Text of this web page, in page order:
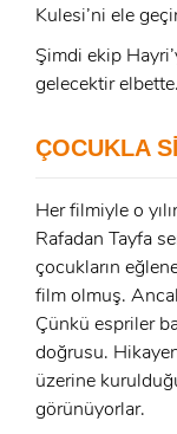
E-Posta:
Şifre:
Beni
E-Posta:
Şifre:
Kulesi’ni ele
Şimdi ekip
gelecektir elbette.
ÇOCUKLA
Her filmiyle o
Rafadan Tayfa
çocukların
film olmuş.
Çünkü espriler
doğrusu.
üzerine
görünüyorlar.